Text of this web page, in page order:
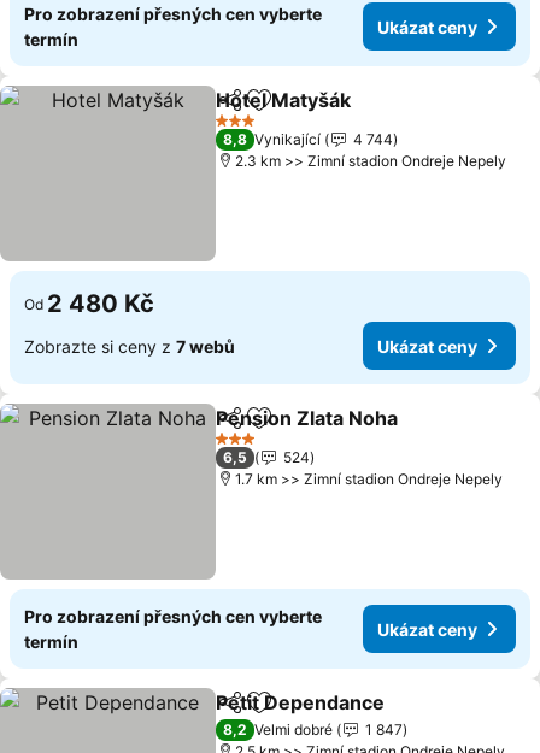
Pro zobrazení přesných cen vyberte
termín
Ukázat ceny
SdíletPřidat na seznam oblíbených
Hotel Matyšák
3 Počet hvězdiček
8,8 Vynikající
4 744
2.3 km >> Zimní stadion Ondreje Nepely
Od 2 480 Kč
Zobrazte si ceny z 7 webů Ukázat ceny
SdíletPřidat na seznam oblíbených
Pension Zlata Noha
3 Počet hvězdiček
6,5
524
1.7 km >> Zimní stadion Ondreje Nepely
Pro zobrazení přesných cen vyberte
termín
Ukázat ceny
SdíletPřidat na seznam oblíbených
Petit Dependance
8,2 Velmi dobré
1 847